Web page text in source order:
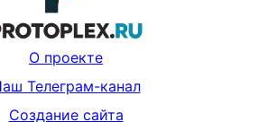
О проекте
Телеграм-канал
Создание сайта